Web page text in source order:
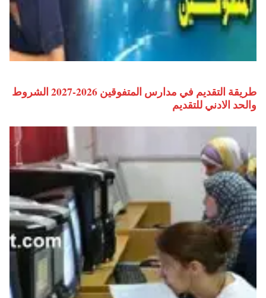
طريقة التقديم في مدارس المتفوقين 2026-2027 الشروط
والحد الادني للتقديم